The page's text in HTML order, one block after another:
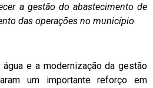
a gestão do abastecimento de
das operações no município
e a modernização da gestão
um importante reforço em